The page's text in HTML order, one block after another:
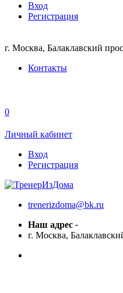
Вход
Регистрация
г. Москва, Балаклавский
Контакты
0
Личный кабинет
Вход
Регистрация
trenerizdoma@bk.ru
Наш адрес -
г. Москва,